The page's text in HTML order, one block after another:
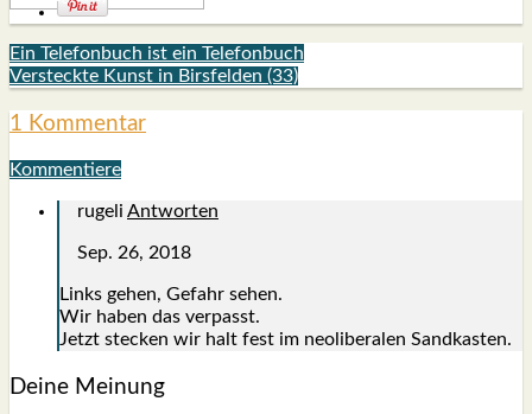
Ein Telefonbuch ist ein Telefonbuch
Versteckte Kunst in Birsfelden (33)
1 Kommentar
Kommentiere
rugeli Antworten
Sep. 26, 2018
Links gehen, Gefahr sehen.
Wir haben das ver­passt.
Jetzt ste­cken wir halt fest im neo­li­be­ra­len Sand­kas­ten.
Deine Meinung